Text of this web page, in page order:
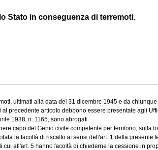
Stato in conseguenza di terremoti.
ultimati alla data del 31 dicembre 1945 e da chiunque
articolo debbono essere presentate agli
1938, n. 1165, sono abrogati
capo del Genio civile competente per territorio, sulla
la facoltà di riscatto ai sensi dell'art. 1 della presente
all'art. 5 hanno facoltà di chiederne la cessione in